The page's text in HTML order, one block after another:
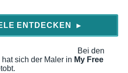
ENTDECKEN ▶
Bei den
hat sich der Maler in My Free